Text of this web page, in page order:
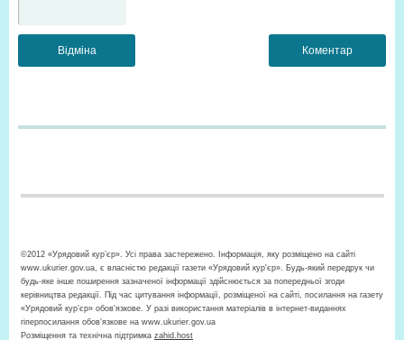
©2012 «Урядовий кур’єр». Усі права застережено. Інформація, яку розміщено на сайті
www.ukurier.gov.ua, є власністю редакції газети «Урядовий кур'єр». Будь-який передрук чи
будь-яке інше поширення зазначеної інформації здійснюється за попередньої згоди
керівництва редакції. Під час цитування інформації, розміщеної на сайті, посилання на газету
«Урядовий кур’єр» обов'язкове. У разі використання матеріалів в інтернет-виданнях
гіперпосилання обов’язкове на www.ukurier.gov.ua
Розміщення та технічна підтримка zahid.host